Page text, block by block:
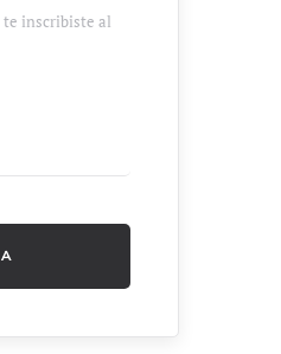
te inscribiste al